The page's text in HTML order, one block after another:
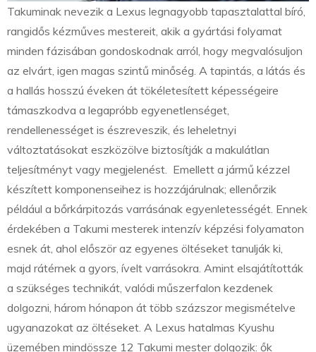
Takuminak nevezik a Lexus legnagyobb tapasztalattal bíró,
rangidős kézműves mestereit, akik a gyártási folyamat
minden fázisában gondoskodnak arról, hogy megvalósuljon
az elvárt, igen magas szintű minőség. A tapintás, a látás és
a hallás hosszú éveken át tökéletesített képességeire
támaszkodva a legapróbb egyenetlenséget,
rendellenességet is észreveszik, és leheletnyi
változtatásokat eszközölve biztosítják a makulátlan
teljesítményt vagy megjelenést. Emellett a jármű kézzel
készített komponenseihez is hozzájárulnak; ellenőrzik
például a bőrkárpitozás varrásának egyenletességét. Ennek
érdekében a Takumi mesterek intenzív képzési folyamaton
esnek át, ahol először az egyenes öltéseket tanulják ki,
majd rátérnek a gyors, ívelt varrásokra. Amint elsajátították
a szükséges technikát, valódi műszerfalon kezdenek
dolgozni, három hónapon át több százszor megismételve
ugyanazokat az öltéseket. A Lexus hatalmas Kyushu
üzemében mindössze 12 Takumi mester dolgozik: ők